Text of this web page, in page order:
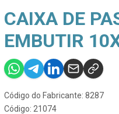
CAIXA DE
EMBUTIR
Código do Fabricante: 8287
Código: 21074